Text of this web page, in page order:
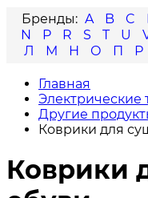
A
B C
N
P R S T U
Л
М Н О П Р
Главная
Электрические
Другие
Коврики для
Коврики